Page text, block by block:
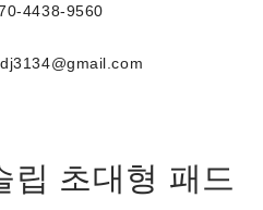
4438-9560
립 초대형 패드